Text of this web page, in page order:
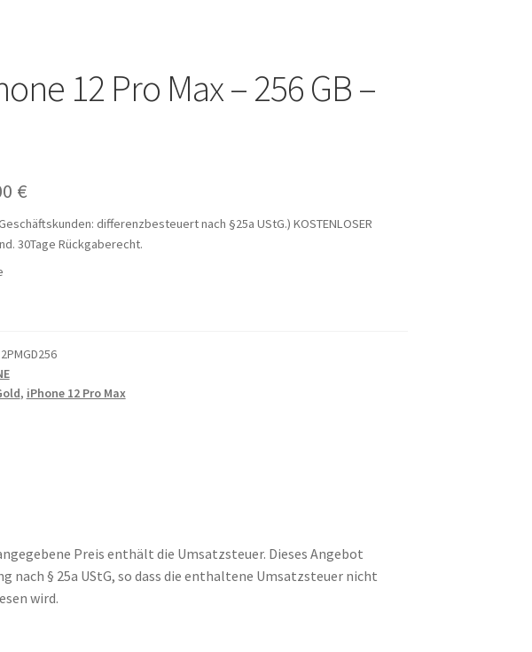
12 Pro Max – 256 GB –
€
€Aktueller
Preis
ist:
differenzbesteuert nach §25a UStG.) KOSTENLOSER
30Tage Rückgaberecht.
, iPhone 12 Pro Max
Preis enthält die Umsatzsteuer. Dieses Angebot
nach § 25a UStG, so dass die enthaltene Umsatzsteuer nicht
wird.